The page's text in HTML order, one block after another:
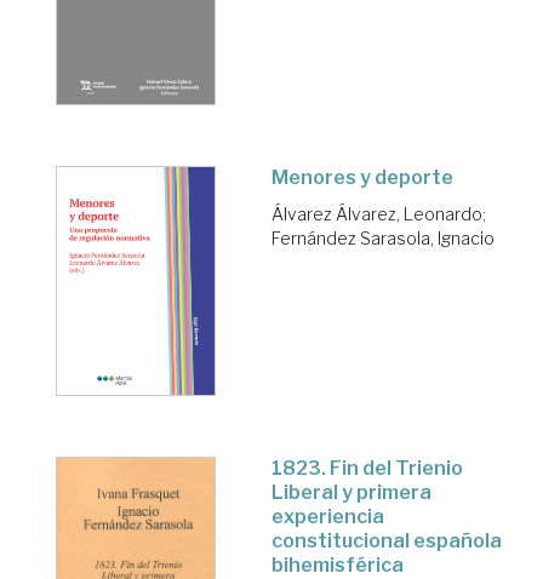
Menores y deporte
Álvarez Álvarez, Leonardo;
Fernández Sarasola, Ignacio
1823. Fin del Trienio
Liberal y primera
experiencia
constitucional española
bihemisférica